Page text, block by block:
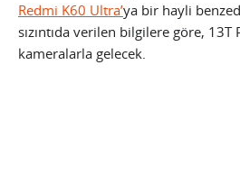
Redmi K60 Ultra’ya bir hayli
sızıntıda verilen bilgilere göre, 13T
kameralarla gelecek.